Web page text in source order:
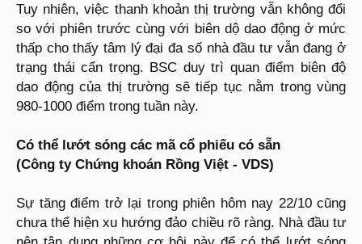
Tuy nhiên, việc thanh khoản thị trường vẫn không đổi
so với phiên trước cùng với biên dộ dao động ở mức
thấp cho thấy tâm lý đại đa số nhà đầu tư vẫn đang ở
trạng thái cẩn trọng. BSC duy trì quan điểm biên độ
dao động của thị trường sẽ tiếp tục nằm trong vùng
980-1000 điểm trong tuần này.
Có thể lướt sóng các mã cổ phiếu có sẵn
(Công ty Chứng khoán Rồng Việt - VDS)
Sự tăng điểm trở lại trong phiên hôm nay 22/10 cũng
chưa thể hiện xu hướng đảo chiều rõ ràng. Nhà đầu tư